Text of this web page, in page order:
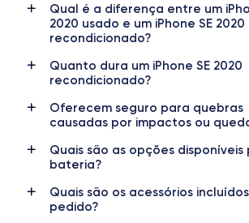
Date de sortie
15/04/2020
Système
iOS (iOS 26)
Dimensions
138.3×67.3×7.3 mm
Poids
Écran
IPS LCD 4.7 pouces
Résolution
1334 x 750
Nom de la puce
Qual é a diferença entre um
2020 usado e um iPhone SE 2020
recondicionado?
Quanto dura um iPhone SE 2020
recondicionado?
Oferecem seguro para quebras
causadas por impactos ou
Quais são as opções disponíveis
bateria?
Quais são os acessórios
pedido?